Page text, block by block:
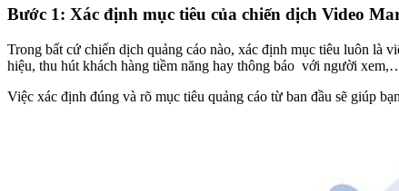
Bước 1: Xác định mục tiêu của chiến dịch Video
Trong bất cứ chiến dịch quảng cáo nào, xác định mục tiêu luôn là
hiệu, thu hút khách hàng tiềm năng hay thông báo với người
Việc xác định đúng và rõ mục tiêu quảng cáo từ ban đầu sẽ giúp